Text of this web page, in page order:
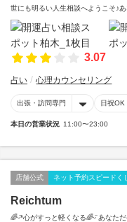
世にも明るい人生相談へようこそ♪
3.07
占い 心理カウンセリング
出張・訪問専門 日祝OK
本日の営業状況 11:00〜23:00
店舗公式 ネット予約スピードく
Reichtum
🌈ᵕ̈*心がすっと軽くなる🌈ᵕ̈ あなた